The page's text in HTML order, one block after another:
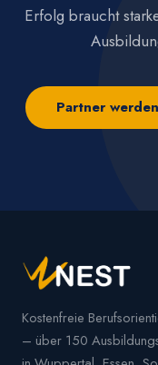
Erfolg braucht
Partner werden
Kostenfreie
– über 150